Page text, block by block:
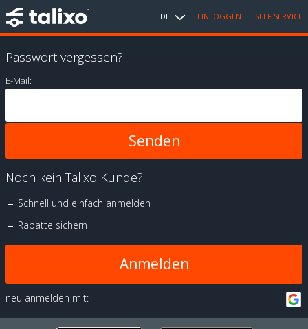
DE EINLOGGEN SELF SERVICE
Passwort vergessen?
E-Mail:
Noch kein Talixo Kunde?
Schnell und einfach anmelden
Rabatte sichern
Anmelden
neu anmelden mit: